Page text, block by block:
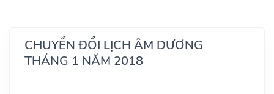
CHUYỂN ĐỔI LỊCH ÂM DƯƠNG
THÁNG 1 NĂM 2018